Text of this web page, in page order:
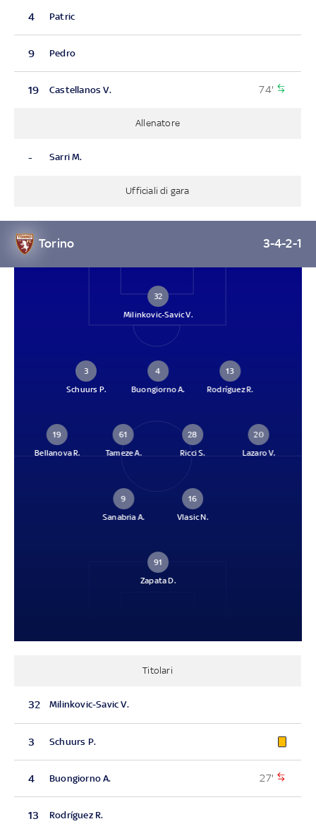
4 Patric
9 Pedro
19 Castellanos V. 74'
Allenatore
- Sarri M.
Ufficiali di gara
Torino 3-4-2-1
32
Milinkovic-Savic V.
3
Schuurs P.
4
Buongiorno A.
13
Rodríguez R.
19
Bellanova R.
61
Tameze A.
28
Ricci S.
20
Lazaro V.
16
Vlasic N.
9
Sanabria A.
91
Zapata D.
Titolari
32 Milinkovic-Savic V.
3 Schuurs P.
4 Buongiorno A. 27'
13 Rodríguez R.